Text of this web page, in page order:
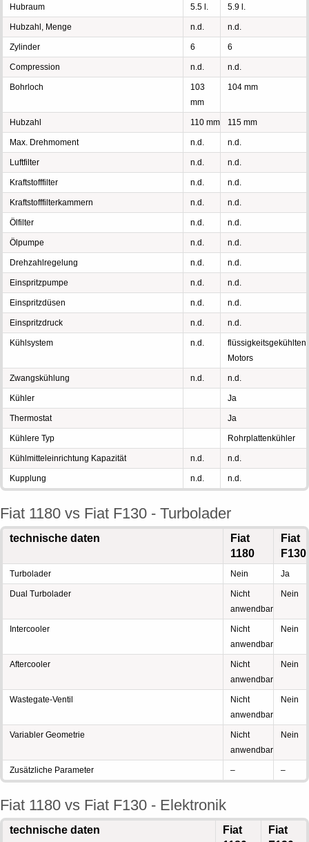
Hubraum 5.5 l. 5.9 l.
Hubzahl, Menge n.d. n.d.
Zylinder 6 6
Compression n.d. n.d.
Bohrloch
103
mm
104 mm
Hubzahl 110 mm 115 mm
Max. Drehmoment n.d. n.d.
Luftfilter n.d. n.d.
Kraftstofffilter n.d. n.d.
Kraftstofffilterkammern n.d. n.d.
Ölfilter n.d. n.d.
Ölpumpe n.d. n.d.
Drehzahlregelung n.d. n.d.
Einspritzpumpe n.d. n.d.
Einspritzdüsen n.d. n.d.
Einspritzdruck n.d. n.d.
Kühlsystem n.d.
flüssigkeitsgekühlten
Motors
Zwangskühlung n.d. n.d.
Kühler Ja
Thermostat Ja
Kühlere Typ Rohrplattenkühler
Kühlmitteleinrichtung Kapazität n.d. n.d.
Kupplung n.d. n.d.
Fiat 1180 vs Fiat F130 - Turbolader
technische daten
Fiat
1180
Fiat
F130
Turbolader Nein Ja
Dual Turbolader
Nicht
anwendbar
Nein
Intercooler
Nicht
anwendbar
Nein
Aftercooler
Nicht
anwendbar
Nein
Wastegate-Ventil
Nicht
anwendbar
Nein
Variabler Geometrie
Nicht
anwendbar
Nein
Zusätzliche Parameter – –
Fiat 1180 vs Fiat F130 - Elektronik
technische daten
Fiat
Fiat